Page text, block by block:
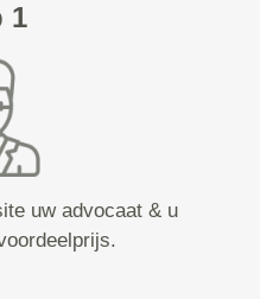
1
uw advocaat & u